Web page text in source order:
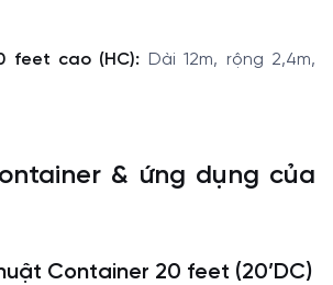
feet cao (HC): Dài 12m, rộng 2,4m,
& ứng dụng của
Container 20 feet (20’DC)